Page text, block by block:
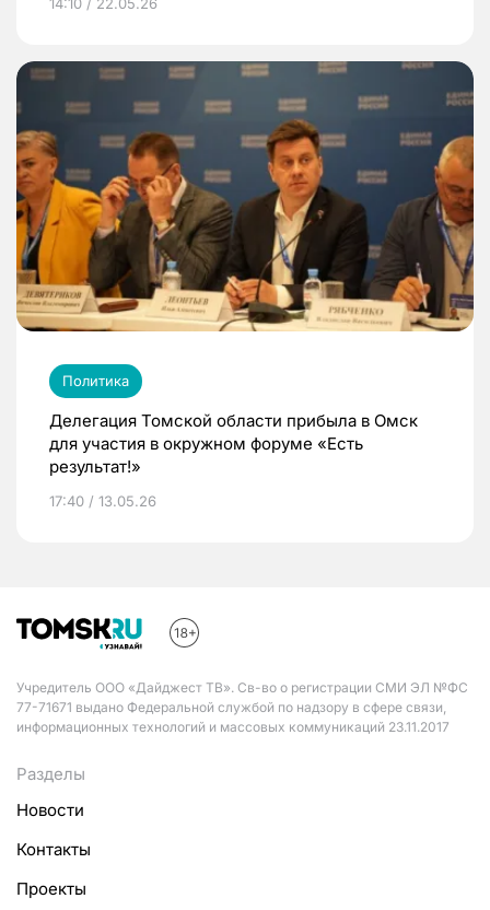
Политика
Делегация Томской области прибыла в Омск
для участия в окружном форуме «Есть
результат!»
17:40 / 13.05.26
Учредитель ООО «Дайджест ТВ». Св-во о регистрации СМИ ЭЛ №ФС
77-71671 выдано Федеральной службой по надзору в сфере связи,
информационных технологий и массовых коммуникаций 23.11.2017
Разделы
Новости
Контакты
Проекты